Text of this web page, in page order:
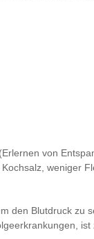
von
weniger
den Blutdruck zu
ist